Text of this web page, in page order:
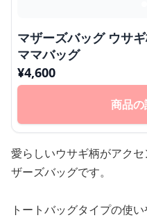
マザーズバッグ ウサ
ママバッグ
¥4,600
商品
愛らしいウサギ柄がアク
ザーズバッグです。
トートバッグタイプの使